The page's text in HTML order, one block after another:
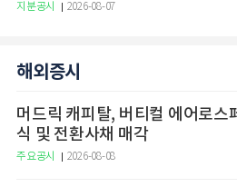
지분공시 2026-08-07
해외증시
머드릭 캐피탈, 버티컬 에어로스
식 및 전환사채 매각
주요공시 2026-08-08